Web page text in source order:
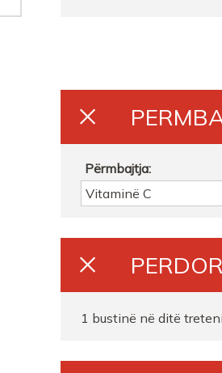
Farmaci Elda
Farmaci Elda
Farmaci Elda
Farmaci Elda
Farmaci Elda
Përmbajtja:
Vitaminë C
1 bustinë në ditë